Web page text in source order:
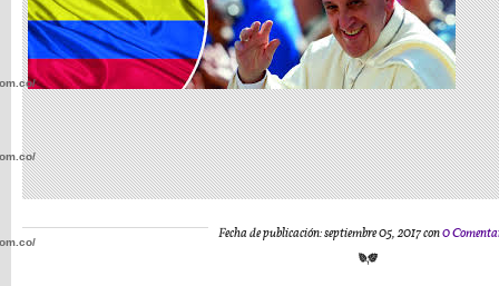
Fecha de publicación: septiembre 05, 2017 con0
wp-
wp-
wp-